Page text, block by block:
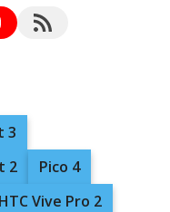
RSS Feed
3
2
Pico 4
HTC Vive Pro 2